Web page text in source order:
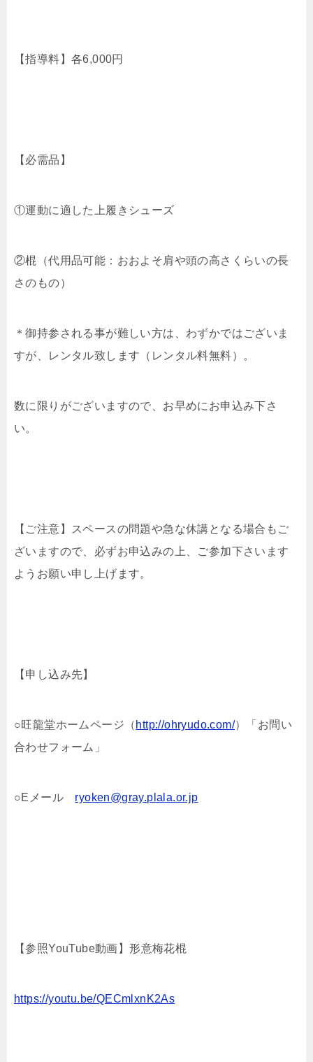
【指導料】各6,000円
【必需品】
①運動に適した上履きシューズ
②棍（代用品可能：おおよそ肩や頭の高さくらいの長
さのもの）
＊御持参される事が難しい方は、わずかではございま
すが、レンタル致します（レンタル料無料）。
数に限りがございますので、お早めにお申込み下さ
い。
【ご注意】スペースの問題や急な休講となる場合もご
ざいますので、必ずお申込みの上、ご参加下さいます
ようお願い申し上げます。
【申し込み先】
○旺龍堂ホームページ（ http://ohryudo.com/）「お問い
合わせフォーム」
○Eメール ryoken@gray.plala.or.jp
【参照YouTube動画】形意梅花棍
https://youtu.be/QECmlxnK2As